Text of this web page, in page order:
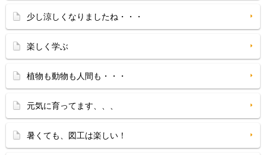
少し涼しくなりましたね・・・
楽しく学ぶ
植物も動物も人間も・・・
元気に育ってます、、、
暑くても、図工は楽しい！